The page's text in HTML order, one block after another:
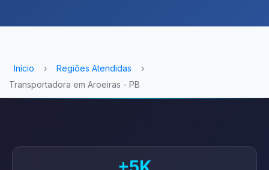
Início › Regiões Atendidas
›
Transportadora em Aroeiras - PB